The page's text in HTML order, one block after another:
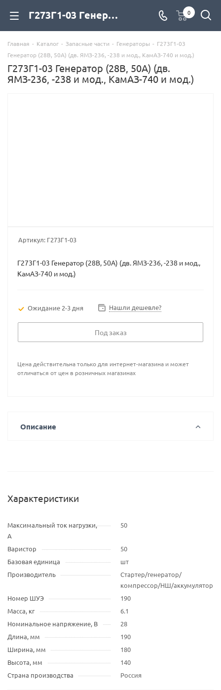
Г273Г1-03 Генератор (28В, 50А) (дв. ЯМЗ-236, -238 и мод., КамАЗ-740 и мод.) для дизельных двигателей купить со склада с доставкой по цене официального дилера - компания Дизель Экспорт 0
Главная - Каталог - Запасные части - Генераторы - Г273Г1-03
Генератор (28В, 50А) (дв. ЯМЗ-236, -238 и мод., КамАЗ-740 и мод.)
Г273Г1-03 Генератор (28В, 50А) (дв.
ЯМЗ-236, -238 и мод., КамАЗ-740 и мод.)
Артикул: Г273Г1-03
Г273Г1-03 Генератор (28В, 50А) (дв. ЯМЗ-236, -238 и мод.,
КамАЗ-740 и мод.)
Ожидание 2-3 дня Нашли дешевле?
Под заказ
Цена действительна только для интернет-магазина и может
отличаться от цен в розничных магазинах
Описание
Характеристики
Максимальный ток нагрузки,
А
50
Варистор
50
Базовая единица
шт
Производитель
Стартер/генератор/
компрессор/НШ/аккумулятор
Номер ШУЭ
190
Масса, кг
6.1
Номинальное напряжение, В
28
Длина, мм
190
Ширина, мм
180
Высота, мм
140
Страна производства
Россия